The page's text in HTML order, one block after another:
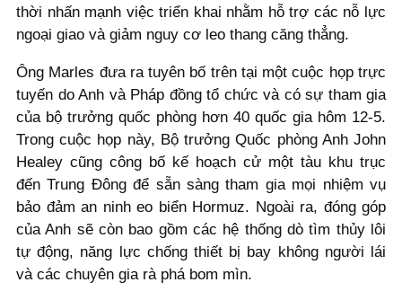
thời nhấn mạnh việc triển khai nhằm hỗ trợ các nỗ lực
ngoại giao và giảm nguy cơ leo thang căng thẳng.
Ông Marles đưa ra tuyên bố trên tại một cuộc họp trực
tuyến do Anh và Pháp đồng tổ chức và có sự tham gia
của bộ trưởng quốc phòng hơn 40 quốc gia hôm 12-5.
Trong cuộc họp này, Bộ trưởng Quốc phòng Anh John
Healey cũng công bố kế hoạch cử một tàu khu trục
đến Trung Đông để sẵn sàng tham gia mọi nhiệm vụ
bảo đảm an ninh eo biển Hormuz. Ngoài ra, đóng góp
của Anh sẽ còn bao gồm các hệ thống dò tìm thủy lôi
tự động, năng lực chống thiết bị bay không người lái
và các chuyên gia rà phá bom mìn.